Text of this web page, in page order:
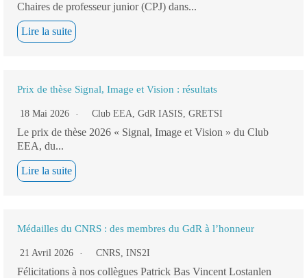
Chaires de professeur junior (CPJ) dans...
Lire la suite
Prix de thèse Signal, Image et Vision : résultats
18 Mai 2026 Club EEA, GdR IASIS, GRETSI
Le prix de thèse 2026 « Signal, Image et Vision » du Club
EEA, du...
Lire la suite
Médailles du CNRS : des membres du GdR à l’honneur
21 Avril 2026 CNRS, INS2I
Félicitations à nos collègues Patrick Bas Vincent Lostanlen